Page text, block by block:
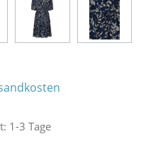
1-3 Tage